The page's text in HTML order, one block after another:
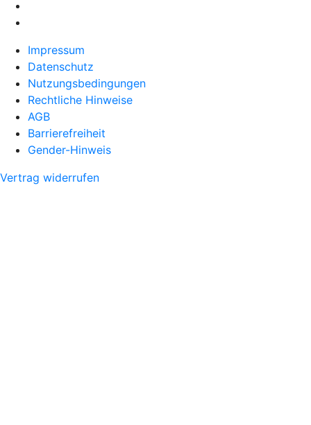
Impressum
Datenschutz
Nutzungsbedingungen
Rechtliche Hinweise
AGB
Barrierefreiheit
Gender-Hinweis
Vertrag widerrufen